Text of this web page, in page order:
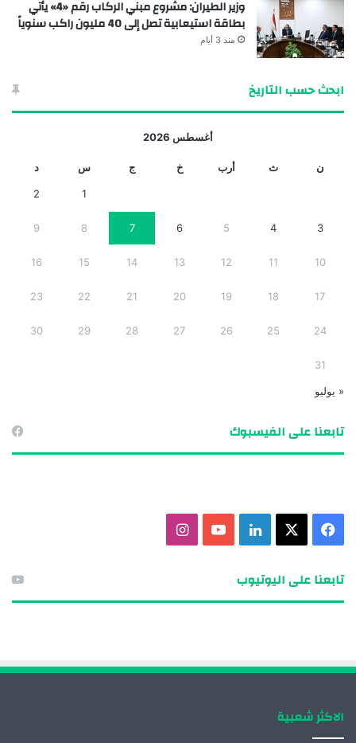
وزير الطيران: مشروع مبني الركاب رقم «4» يأتي
بطاقة استيعابية تصل إلى 40 مليون راكب سنوياً
منذ 3 أيام
ابحث حسب التاريخ
أغسطس 2026
ن ث أرب خ ج س د
1
2
3
4
5
6
7
8
9
10
11
12
13
14
15
16
17
18
19
20
21
22
23
24
25
26
27
28
29
30
31
« يوليو
تابعنا على الفيسبوك
تابعنا على اليوتيوب
الاكثر شعبية